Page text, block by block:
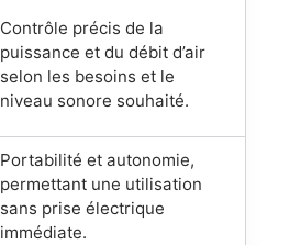
Contrôle précis de la
puissance et du débit d’air
selon les besoins et le
niveau sonore souhaité.
Portabilité et autonomie,
permettant une utilisation
sans prise électrique
immédiate.